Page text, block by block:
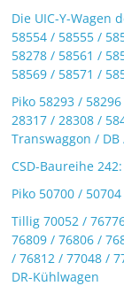
Die UIC-Y-Wagen
58554 / 58555 /
58278 / 58561 /
58569 / 58571 /
Piko 58293 /
28317 / 28308 /
Transwaggon / DB
CSD-Baureihe
Piko 50700 /
Tillig 70052 /
76809 / 76806 /
/ 76812 / 77048 /
DR-Kühlwagen